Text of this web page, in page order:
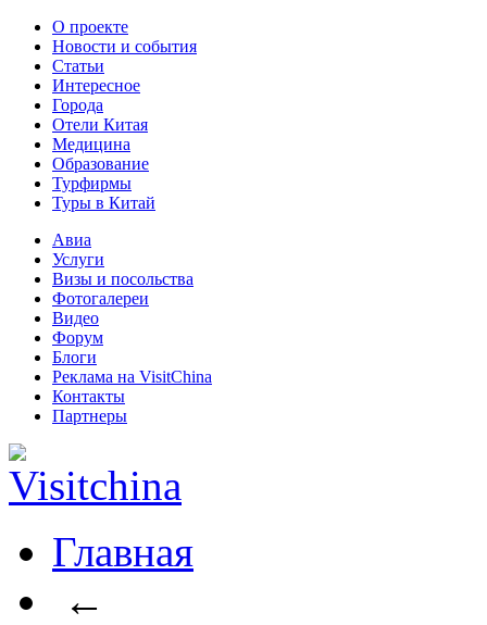
О проекте
Новости и события
Статьи
Интересное
Города
Отели Китая
Медицина
Образование
Турфирмы
Туры в Китай
Авиа
Услуги
Визы и посольства
Фотогалереи
Видео
Форум
Блоги
Реклама на VisitChina
Контакты
Партнеры
Главная
←